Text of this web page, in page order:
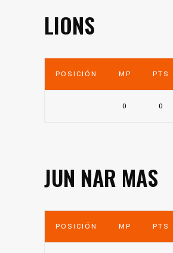
LIONS
POSICIÓN MP PTS
0 0
JUN NAR MAS
POSICIÓN MP PTS